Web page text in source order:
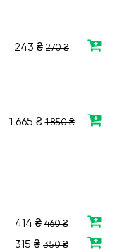
243 ₴ 270 ₴
1 665 ₴1 850 ₴
414 ₴ 460 ₴
315 ₴ 350 ₴